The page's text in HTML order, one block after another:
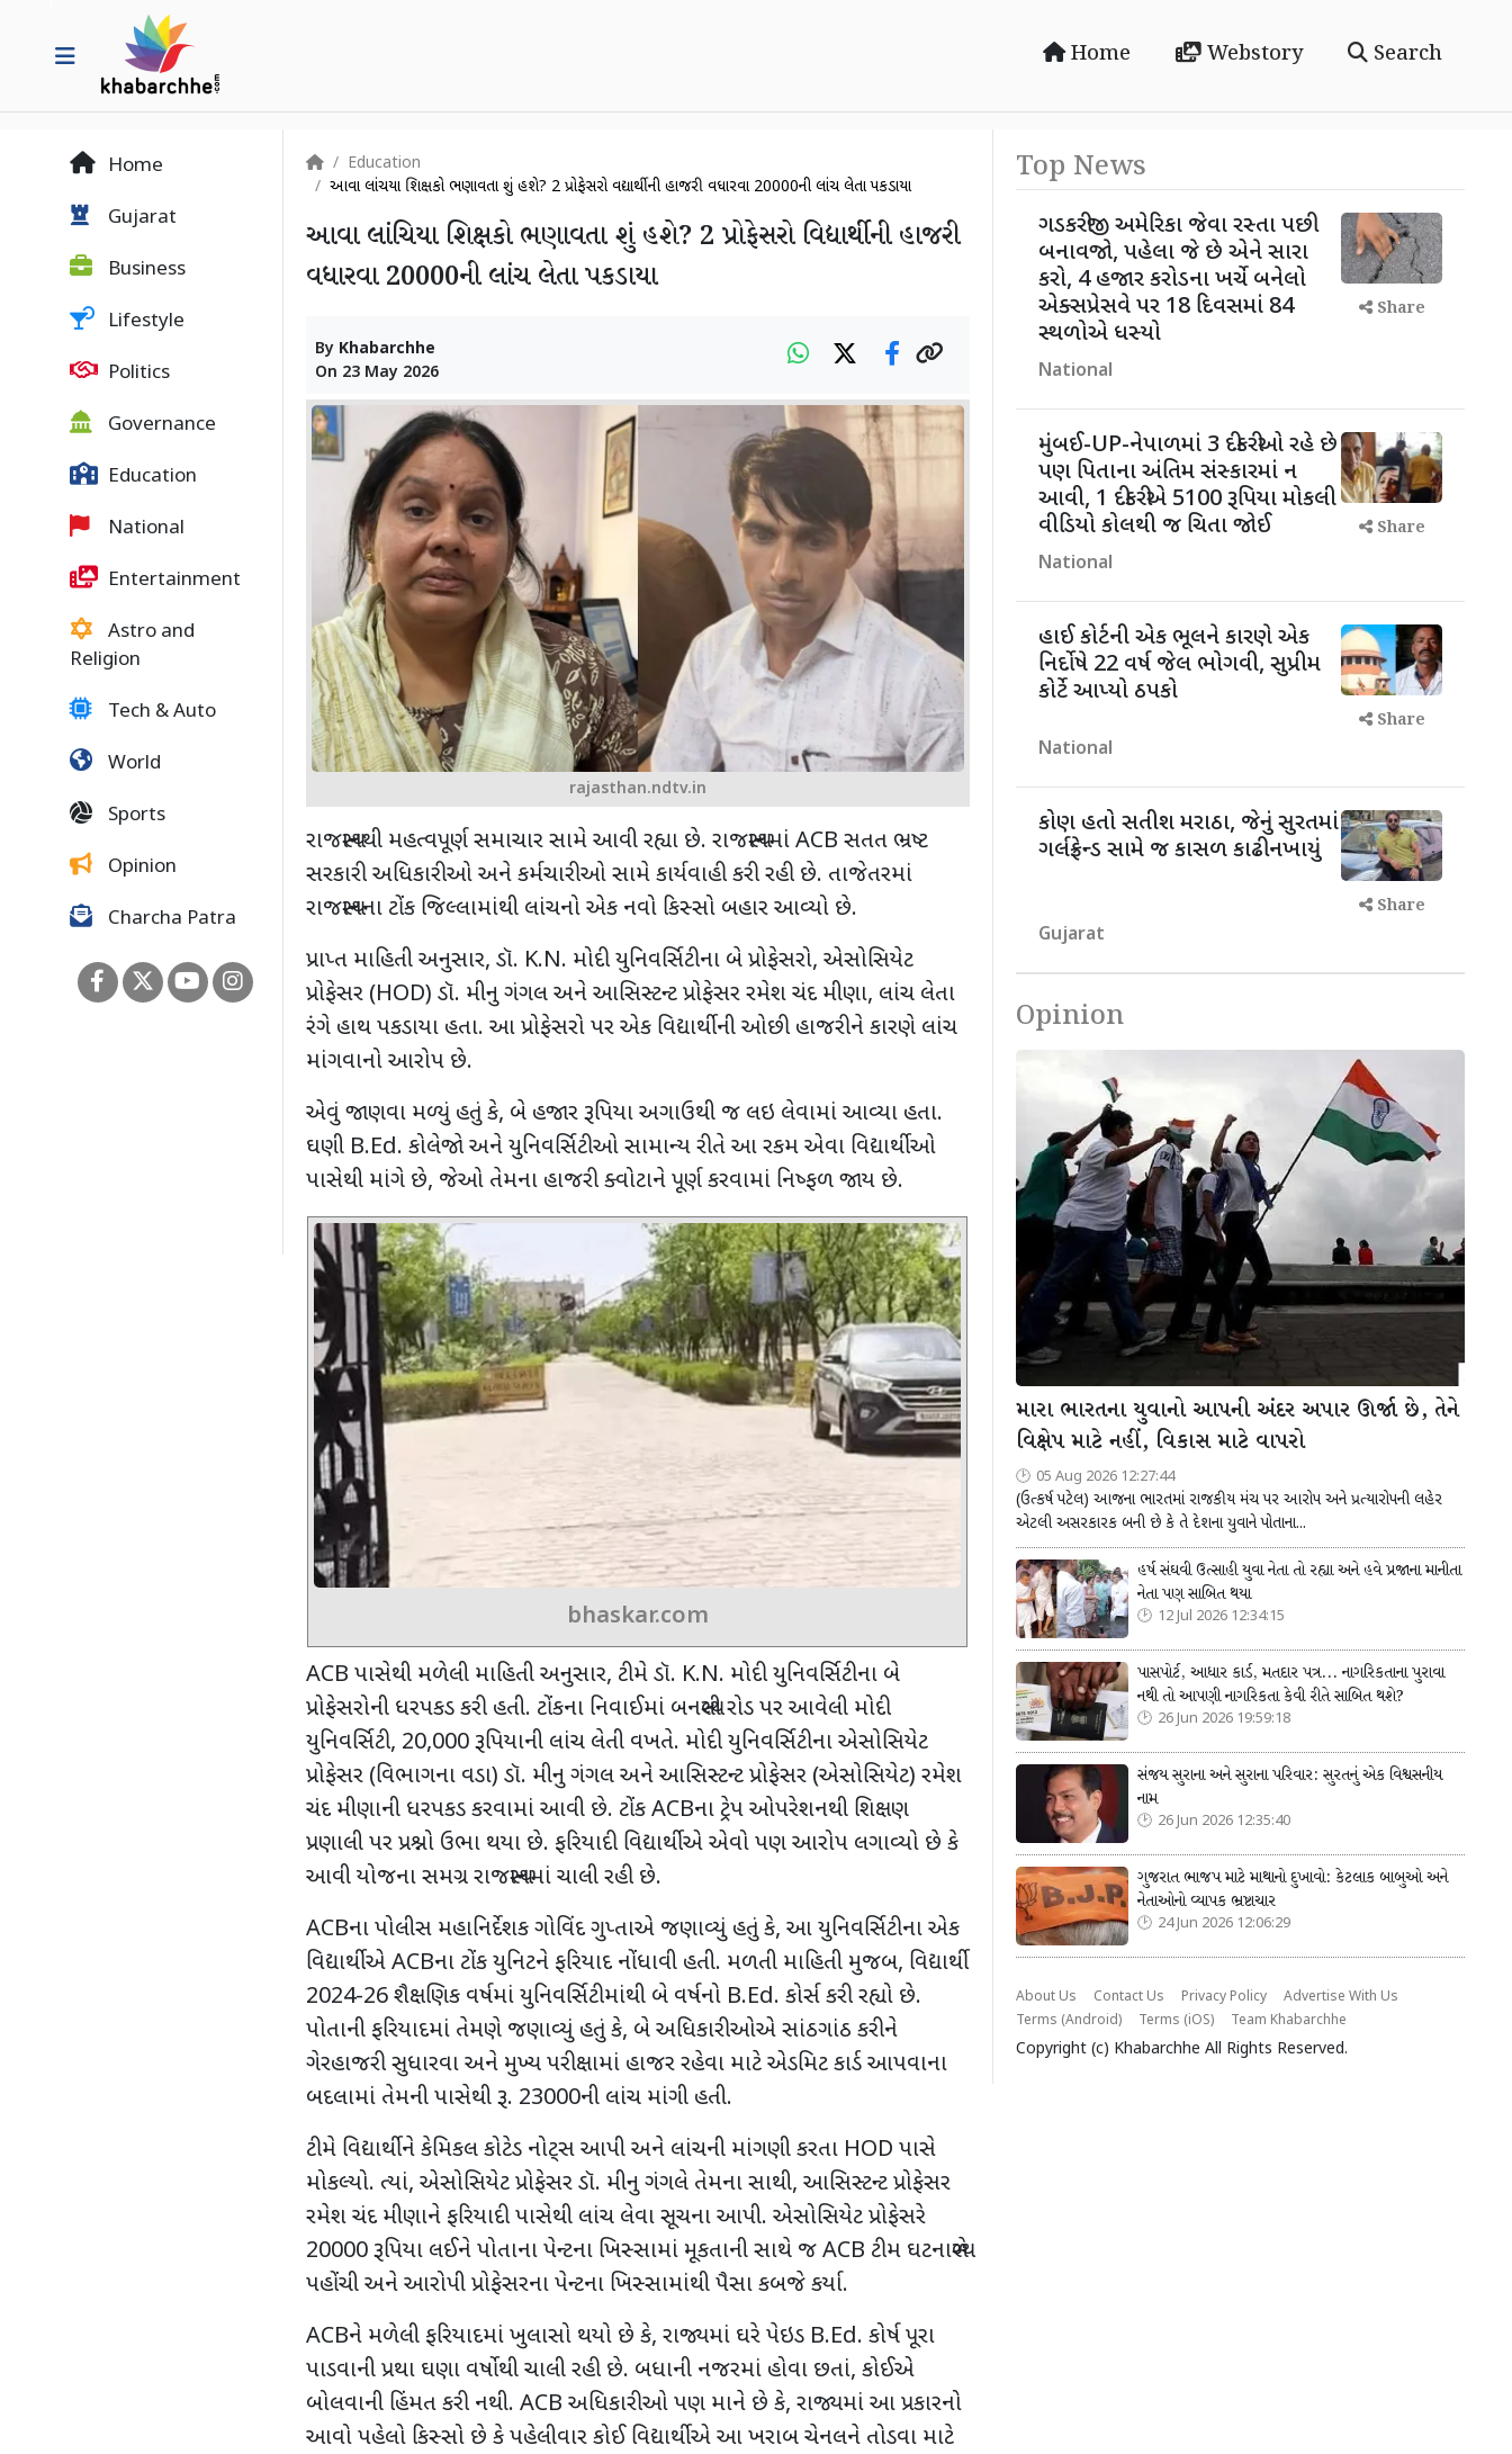
Home Webstory Search
Home
Gujarat
Business
Lifestyle
Politics
Governance
Education
National
Entertainment
Astro and
Religion
Tech & Auto
World
Sports
Opinion
Charcha Patra
Education
આવા લાંચિયા શિક્ષકો ભણાવતા શું હશે? 2 પ્રોફેસરો વિદ્યાર્થીની હાજરી વધારવા 20000ની લાંચ લેતા પકડાયા
આવા લાંચિયા શિક્ષકો ભણાવતા શું હશે? 2 પ્રોફેસરો વિદ્યાર્થીની હાજરી
વધારવા 20000ની લાંચ લેતા પકડાયા
By Khabarchhe
On 23 May 2026
rajasthan.ndtv.in
રાજસ્થાનથી મહત્વપૂર્ણ સમાચાર સામે આવી રહ્યા છે. રાજસ્થાનમાંACB સતત ભ્રષ્ટ
સરકારી અધિકારીઓ અને કર્મચારીઓ સામે કાર્યવાહી કરી રહી છે. તાજેતરમાં
રાજસ્થાનના ટોંક જિલ્લામાંથી લાંચનો એક નવો કિસ્સો બહાર આવ્યો છે.
પ્રાપ્ત માહિતી અનુસાર, ડૉ. K.N. મોદી યુનિવર્સિટીના બે પ્રોફેસરો, એસોસિયેટ
પ્રોફેસર (HOD) ડૉ. મીનુ ગંગલ અને આસિસ્ટન્ટ પ્રોફેસર રમેશ ચંદ મીણા, લાંચ લેતા
રંગે હાથ પકડાયા હતા. આ પ્રોફેસરો પર એક વિદ્યાર્થીની ઓછી હાજરીને કારણે લાંચ
માંગવાનો આરોપ છે.
એવું જાણવા મળ્યું હતું કે, બે હજાર રૂપિયા અગાઉથી જ લઇ લેવામાં આવ્યા હતા.
ઘણી B.Ed. કોલેજો અને યુનિવર્સિટીઓ સામાન્ય રીતે આ રકમ એવા વિદ્યાર્થીઓ
પાસેથી માંગે છે, જેઓ તેમના હાજરી ક્વોટાને પૂર્ણ કરવામાં નિષ્ફળ જાય છે.
bhaskar.com
ACB પાસેથી મળેલી માહિતી અનુસાર, ટીમે ડૉ. K.N. મોદી યુનિવર્સિટીના બે
પ્રોફેસરોની ધરપકડ કરી હતી. ટોંકના નિવાઈમાં બનસ્થલી રોડ પર આવેલી મોદી
યુનિવર્સિટી, 20,000રૂપિયાની લાંચ લેતી વખતે. મોદી યુનિવર્સિટીના એસોસિયેટ
પ્રોફેસર (વિભાગના વડા) ડૉ. મીનુ ગંગલ અને આસિસ્ટન્ટ પ્રોફેસર (એસોસિયેટ) રમેશ
ચંદ મીણાની ધરપકડ કરવામાં આવી છે. ટોંકACBના ટ્રેપ ઓપરેશનથી શિક્ષણ
પ્રણાલી પર પ્રશ્નો ઉભા થયા છે. ફરિયાદી વિદ્યાર્થીએ એવો પણ આરોપ લગાવ્યો છે કે
આવી યોજના સમગ્ર રાજસ્થાનમાં ચાલી રહી છે.
ACBના પોલીસ મહાનિર્દેશક ગોવિંદ ગુપ્તાએ જણાવ્યું હતું કે, આ યુનિવર્સિટીના એક
વિદ્યાર્થીએACBના ટોંક યુનિટને ફરિયાદ નોંધાવી હતી. મળતી માહિતી મુજબ, વિદ્યાર્થી
2024-26શૈક્ષણિક વર્ષમાં યુનિવર્સિટીમાંથી બે વર્ષનો B.Ed. કોર્સ કરી રહ્યો છે.
પોતાની ફરિયાદમાં તેમણે જણાવ્યું હતું કે, બે અધિકારીઓએ સાંઠગાંઠ કરીને
ગેરહાજરી સુધારવા અને મુખ્ય પરીક્ષામાં હાજર રહેવા માટે એડમિટ કાર્ડ આપવાના
બદલામાં તેમની પાસેથી રૂ. 23000ની લાંચ માંગી હતી.
ટીમે વિદ્યાર્થીને કેમિકલ કોટેડ નોટ્સ આપી અને લાંચની માંગણી કરતા HOD પાસે
મોકલ્યો. ત્યાં, એસોસિયેટ પ્રોફેસર ડૉ. મીનુ ગંગલે તેમના સાથી, આસિસ્ટન્ટ પ્રોફેસર
રમેશ ચંદ મીણાને ફરિયાદી પાસેથી લાંચ લેવા સૂચના આપી. એસોસિયેટ પ્રોફેસરે
20000રૂપિયા લઈને પોતાના પેન્ટના ખિસ્સામાં મૂકતાની સાથે જACB ટીમ ઘટનાસ્થળે
પહોંચી અને આરોપી પ્રોફેસરના પેન્ટના ખિસ્સામાંથી પૈસા કબજે કર્યા.
ACBને મળેલી ફરિયાદમાં ખુલાસો થયો છે કે, રાજ્યમાં ઘરે પેઇડ B.Ed. કોર્ષ પૂરા
પાડવાની પ્રથા ઘણા વર્ષોથી ચાલી રહી છે. બધાની નજરમાં હોવા છતાં, કોઈએ
બોલવાની હિંમત કરી નથી. ACB અધિકારીઓ પણ માને છે કે, રાજ્યમાં આ પ્રકારનો
આવો પહેલો કિસ્સો છે કે પહેલીવાર કોઈ વિદ્યાર્થીએ આ ખરાબ ચેનલને તોડવા માટે
Top News
ગડકરીજી અમેરિકા જેવા રસ્તા પછી
બનાવજો, પહેલા જે છે એને સારા
કરો, 4 હજાર કરોડના ખર્ચે બનેલો
એક્સપ્રેસવે પર 18 દિવસમાં 84
સ્થળોએ ધસ્યો
National
Share
મુંબઈ-UP-નેપાળમાં 3 દીકરીઓ રહે છે
પણ પિતાના અંતિમ સંસ્કારમાં ન
આવી, 1 દીકરીએ 5100 રૂપિયા મોકલી
વીડિયો કોલથી જ ચિતા જોઈ
National
Share
હાઈ કોર્ટની એક ભૂલને કારણે એક
નિર્દોષે 22 વર્ષ જેલ ભોગવી, સુપ્રીમ
કોર્ટે આપ્યો ઠપકો
National
Share
કોણ હતો સતીશ મરાઠા, જેનું સુરતમાં
ગર્લફ્રેન્ડ સામે જ કાસળ કાઢી નખાયું
Gujarat
Share
Opinion
મારા ભારતના યુવાનો આપની અંદર અપાર ઊર્જા છે, તેને
વિક્ષેપ માટે નહીં, વિકાસ માટે વાપરો
05 Aug 2026 12:27:44
(ઉત્કર્ષ પટેલ) આજના ભારતમાં રાજકીય મંચ પર આરોપ અને પ્રત્યારોપની લહેર
એટલી અસરકારક બની છે કે તે દેશના યુવાને પોતાના...
હર્ષ સંઘવી ઉત્સાહી યુવા નેતા તો રહ્યા અને હવે પ્રજાના માનીતા
નેતા પણ સાબિત થયા
12 Jul 2026 12:34:15
પાસપોર્ટ, આધાર કાર્ડ, મતદાર પત્ર... નાગરિકતાના પુરાવા
નથી તો આપણી નાગરિકતા કેવી રીતે સાબિત થશે?
26 Jun 2026 19:59:18
સંજય સુરાના અને સુરાના પરિવાર: સુરતનું એક વિશ્વસનીય
નામ
26 Jun 2026 12:35:40
ગુજરાત ભાજપ માટે માથાનો દુખાવો: કેટલાક બાબુઓ અને
નેતાઓનો વ્યાપક ભ્રષ્ટાચાર
24 Jun 2026 12:06:29
About Us Contact Us Privacy Policy
Advertise With Us
Terms (Android)
Terms (iOS) Team Khabarchhe
Copyright (c) Khabarchhe All Rights Reserved.